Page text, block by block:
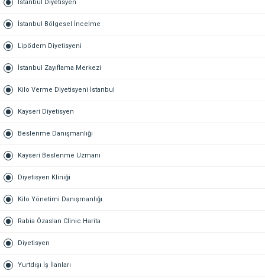
İstanbul Diyetisyen
İstanbul Bölgesel İncelme
Lipödem Diyetisyeni
İstanbul Zayıflama Merkezi
Kilo Verme Diyetisyeni İstanbul
Kayseri Diyetisyen
Beslenme Danışmanlığı
Kayseri Beslenme Uzmanı
Diyetisyen Kliniği
Kilo Yönetimi Danışmanlığı
Rabia Özaslan Clinic Harita
Diyetisyen
Yurtdışı İş İlanları